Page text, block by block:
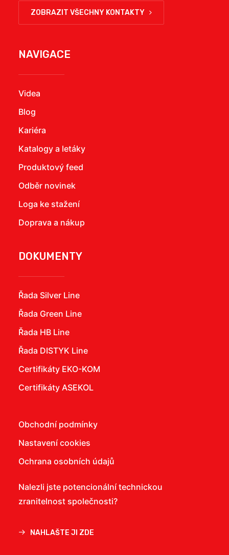
ZOBRAZIT VŠECHNY KONTAKTY
NAVIGACE
Videa
Blog
Kariéra
Katalogy a letáky
Produktový feed
Odběr novinek
Loga ke stažení
Doprava a nákup
DOKUMENTY
Řada Silver Line
Řada Green Line
Řada HB Line
Řada DISTYK Line
Certifikáty EKO-KOM
Certifikáty ASEKOL
Obchodní podmínky
Nastavení cookies
Ochrana osobních údajů
Nalezli jste potencionální technickou
zranitelnost společnosti?
NAHLAŠTE JI ZDE